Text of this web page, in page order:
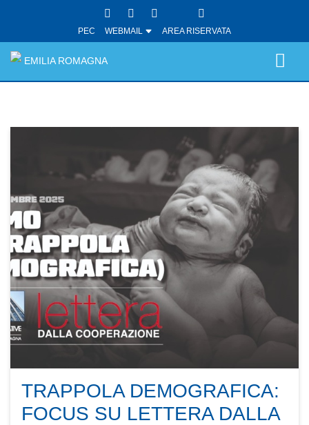
PEC WEBMAIL AREA RISERVATA
EMILIA ROMAGNA
TRAPPOLA DEMOGRAFICA:
FOCUS SU LETTERA DALLA